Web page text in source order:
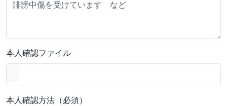
本人確認ファイル
本人確認方法（必須）